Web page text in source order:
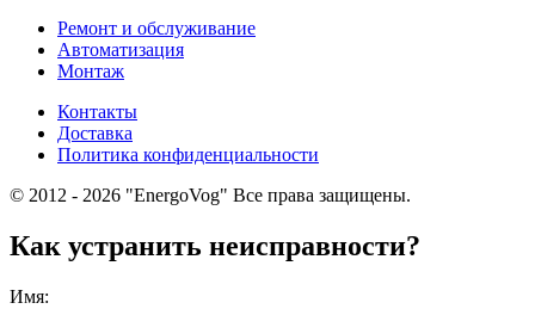
Ремонт и обслуживание
Автоматизация
Монтаж
Контакты
Доставка
Политика конфиденциальности
© 2012 - 2026 "EnergoVog" Все права защищены.
Как устранить неисправности?
Имя: